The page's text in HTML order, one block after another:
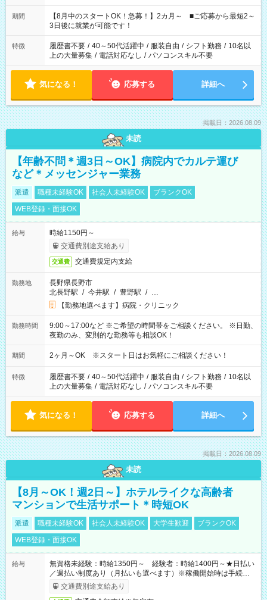
と休みを合わせたい」 「余裕を持って夕飯の準備がしたい」
「できれば残業はしたくない」 など、ご希望を教えてください
ね。 ※Wワーク希望の方へ 今ご覧のお仕事で希望する勤務時間
と、もう1つのお仕事の勤務時間。 合計で週40時間を超える場
合は応募できません。
期間
【8月中のスタートOK！急募！】2カ月～ ■ご応募から最短2～
3日後に就業が可能です！
特徴 履歴書不要 / 40～50代活躍中 / 服装自由 / シフト勤務 / 10名以
上の大量募集 / 電話対応なし / パソコンスキル不要
気になる！ 応募する 詳細へ
掲載日：2026.08.09
未読
【年齢不問＊週3日～OK】病院内でカルテ運び
など＊メッセンジャー業務
派遣 職種未経験OK 社会人未経験OK
ブランクOK
WEB登録・面接OK
給与
時給1150円～
交通費別途支給あり
交通費 交通費規定内支給
勤務地
長野県長野市
北長野駅 / 今井駅 / 豊野駅 / …
【勤務地選べます】病院・クリニック
勤務時間
9:00～17:00など ※ご希望の時間帯をご相談ください。 ※日勤、
夜勤のみ、変則的な勤務等も相談OK！
期間 2ヶ月～OK ※スタート日はお気軽にご相談ください！
特徴 履歴書不要 / 40～50代活躍中 / 服装自由 / シフト勤務 / 10名以
上の大量募集 / 電話対応なし / パソコンスキル不要
気になる！ 応募する 詳細へ
掲載日：2026.08.09
未読
【8月～OK！週2日～】ホテルライクな高齢者
マンションで生活サポート＊時短OK
派遣 職種未経験OK 社会人未経験OK 大学生歓迎
ブランクOK
WEB登録・面接OK
給与
無資格未経験：時給1350円～ 経験者：時給1400円～★日払い
／週払い制度あり（月払いも選べます）※稼働開始時は手続き完
了次第のお支払いとなります。
交通費別途支給あり